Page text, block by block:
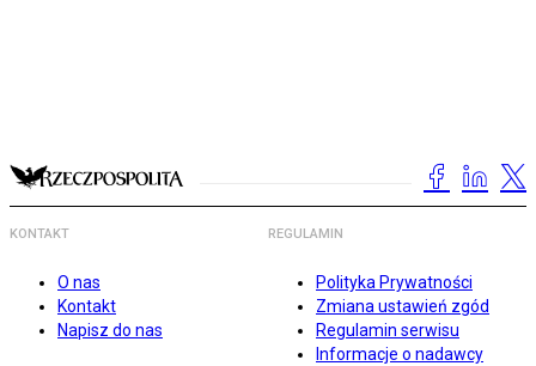
KONTAKT
O nas
Kontakt
Napisz do nas
REGULAMIN
Polityka Prywatności
Zmiana ustawień zgód
Regulamin serwisu
Informacje o nadawcy